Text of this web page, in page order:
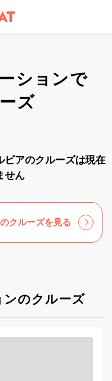
ションで
ズ
ビアのクルーズは現在
せん
クルーズを見る
ンのクルーズ